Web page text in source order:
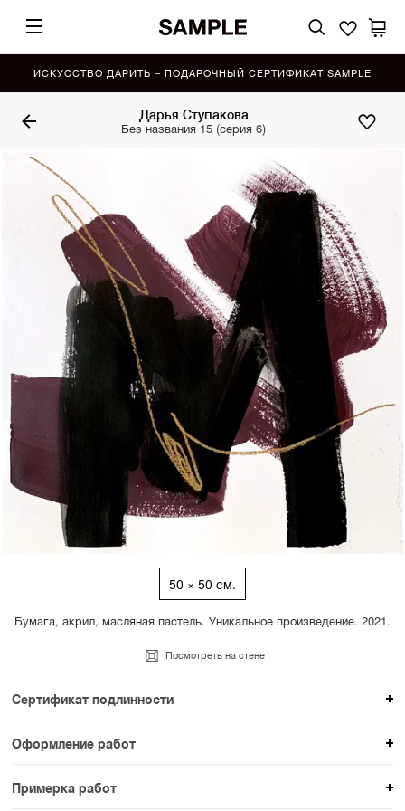
ИСКУССТВО ДАРИТЬ – ПОДАРОЧНЫЙ СЕРТИФИКАТ SAMPLE
Дарья Ступакова
Без названия 15 (серия 6)
50 × 50 см.
Бумага, акрил, масляная пастель. Уникальное произведение. 2021.
Посмотреть на стене
Сертификат подлинности
К каждому авторскому произведению мы
прикладываем сертификат подлинности. Для товаров
раздела SAMPLE СЕРИЯ сертификаты не
Оформление работ
При покупке произведения вы можете выбрать и
оплатить вариант оформления. На сайте доступен
Примерка работ